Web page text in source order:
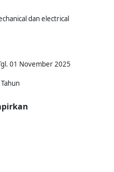
dan electrical
01 November 2025